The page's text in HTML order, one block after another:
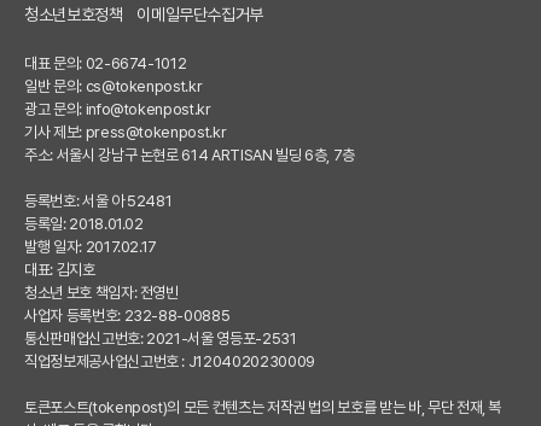
청소년보호정책
이메일무단수집거부
대표 문의: 02-6674-1012
일반 문의: cs@tokenpost.kr
광고 문의: info@tokenpost.kr
기사 제보: press@tokenpost.kr
주소: 서울시 강남구 논현로 614 ARTISAN 빌딩 6층, 7층
등록번호: 서울 아 52481
등록일: 2018.01.02
발행 일자: 2017.02.17
대표: 김지호
청소년 보호 책임자: 전영빈
사업자 등록번호: 232-88-00885
통신판매업신고번호: 2021-서울 영등포-2531
직업정보제공사업신고번호 : J1204020230009
토큰포스트(tokenpost)의 모든 컨텐츠는 저작권 법의 보호를 받는 바, 무단 전재, 복